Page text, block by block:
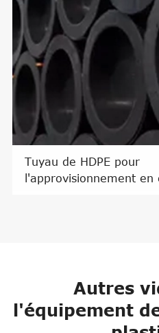
Tuyau de HDPE pour
l'approvisionnement en
Autres
l'équipement